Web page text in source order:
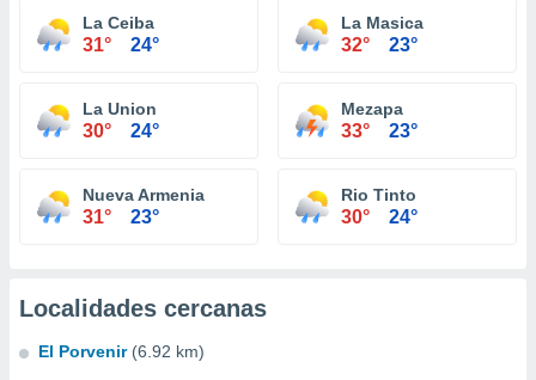
La Ceiba
31° 24°
La Masica
32° 23°
La Union
30° 24°
Mezapa
33° 23°
Nueva Armenia
31° 23°
Rio Tinto
30° 24°
Localidades cercanas
El Porvenir (6.92 km)